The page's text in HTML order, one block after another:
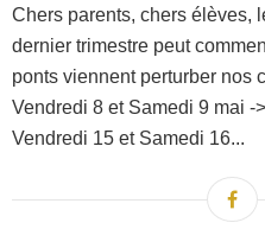
Chers parents, chers élèves,
dernier trimestre peut
ponts viennent perturber nos
Vendredi 8 et Samedi 9 mai -
Vendredi 15 et Samedi 16...